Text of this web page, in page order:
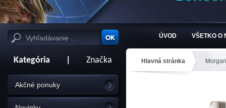
ÚVOD VŠETKO O
Kategória Značka
Akčné ponuky
Hlavná stránka